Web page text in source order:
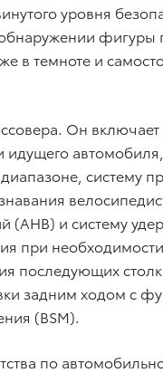
уровня
фигуры
в темноте и
Он
идущего
систему
(AHB) и систему
при
последующих
задним ходом с
(BSM).
по